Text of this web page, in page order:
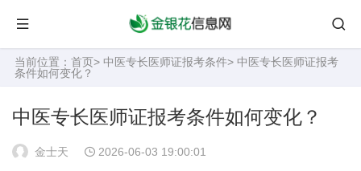
当前位置： 首页> 中医专长医师证报考条件> 中医专长医师证报考
条件如何变化？
中医专长医师证报考条件如何变化？
金士天 2026-06-03 19:00:01